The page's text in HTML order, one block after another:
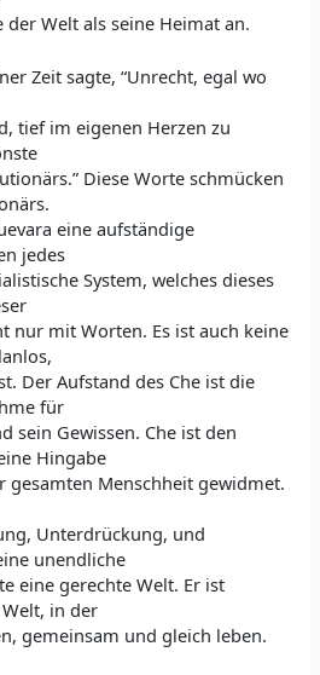
der Welt als seine Heimat an.
Zeit sagte, “Unrecht, egal wo
tief im eigenen Herzen zu
Diese Worte schmücken
eine aufständige
jedes
System, welches dieses
nur mit Worten. Es ist auch keine
Der Aufstand des Che ist die
für
sein Gewissen. Che ist den
Hingabe
gesamten Menschheit gewidmet.
Unterdrückung, und
unendliche
eine gerechte Welt. Er ist
in der
gemeinsam und gleich leben.